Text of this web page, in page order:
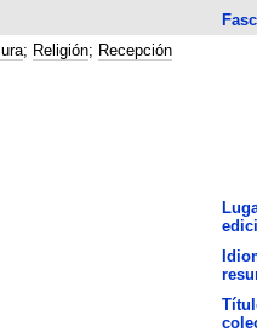
; Religión; Recepción